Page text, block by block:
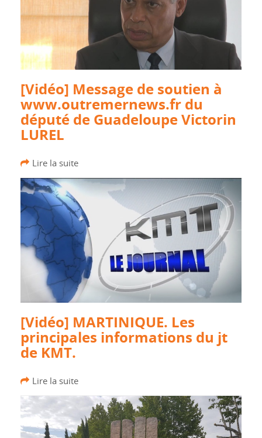
[Vidéo] Message de soutien à
www.outremernews.fr du
député de Guadeloupe Victorin
LUREL
Lire la suite
[Vidéo] MARTINIQUE. Les
principales informations du jt
de KMT.
Lire la suite